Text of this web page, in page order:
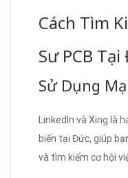
Cách Tìm
Sư PCB
Sử Dụng
LinkedIn và Xing là
biến tại Đức, giúp
và tìm kiếm cơ hội